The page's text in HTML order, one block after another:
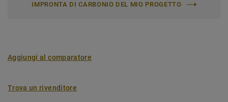
IMPRONTA DI CARBONIO DEL MIO PROGETTO
Aggiungi al comparatore
Trova un rivenditore